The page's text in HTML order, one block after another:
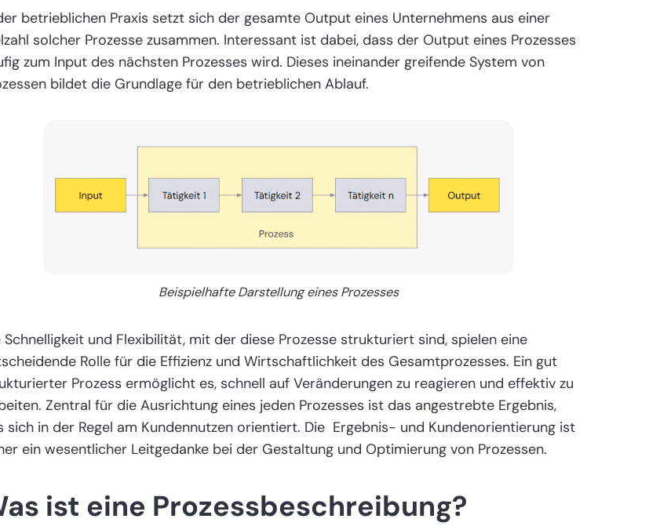
betrieblichen Praxis setzt sich der gesamte Output eines Unternehmens aus einer
solcher Prozesse zusammen. Interessant ist dabei, dass der Output eines Prozesses
zum Input des nächsten Prozesses wird. Dieses ineinander greifende System von
bildet die Grundlage für den betrieblichen Ablauf.
Beispielhafte Darstellung eines Prozesses
Schnelligkeit und Flexibilität, mit der diese Prozesse strukturiert sind, spielen eine
Rolle für die Effizienz und Wirtschaftlichkeit des Gesamtprozesses. Ein gut
Prozess ermöglicht es, schnell auf Veränderungen zu reagieren und effektiv zu
Zentral für die Ausrichtung eines jeden Prozesses ist das angestrebte Ergebnis,
sich in der Regel am Kundennutzen orientiert. Die Ergebnis- und Kundenorientierung ist
ein wesentlicher Leitgedanke bei der Gestaltung und Optimierung von Prozessen.
ist eine Prozessbeschreibung?